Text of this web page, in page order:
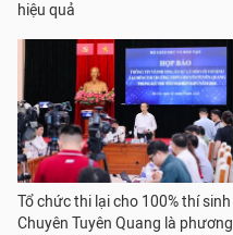
hiệu quả
Tổ chức thi lại cho 100% thí sinh
Chuyên Tuyên Quang là phương